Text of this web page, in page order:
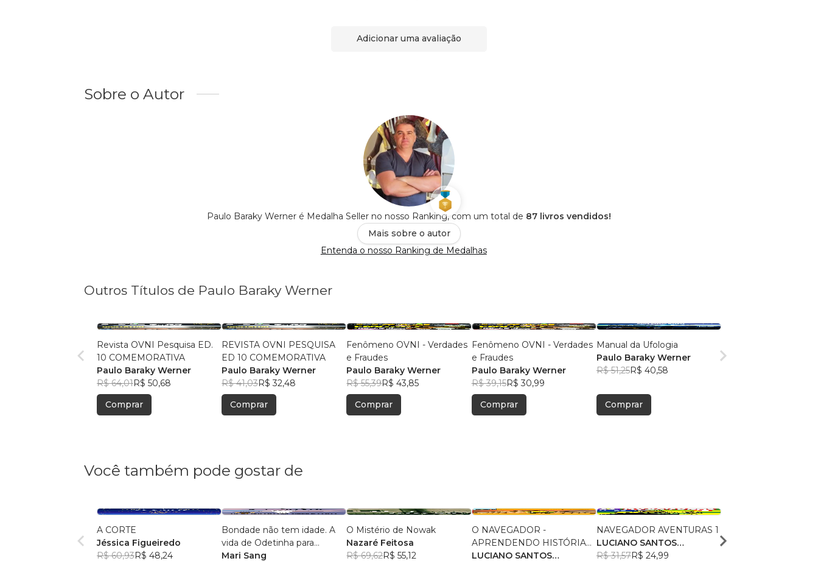
Adicionar uma avaliação
Sobre o Autor
Paulo Baraky Werner é Medalha Seller no nosso Ranking, com um total de 87 livros vendidos!
Mais sobre o autor
Entenda o nosso Ranking de Medalhas
Outros Títulos de Paulo Baraky Werner
Revista OVNI Pesquisa ED.
10 COMEMORATIVA
Paulo Baraky Werner
R$ 64,01R$ 50,68
Comprar
REVISTA OVNI PESQUISA
ED 10 COMEMORATIVA
Paulo Baraky Werner
R$ 41,03R$ 32,48
Comprar
Fenômeno OVNI - Verdades
e Fraudes
Paulo Baraky Werner
R$ 55,39R$ 43,85
Comprar
Fenômeno OVNI - Verdades
e Fraudes
Paulo Baraky Werner
R$ 39,15R$ 30,99
Comprar
Manual da Ufologia
Paulo Baraky Werner
R$ 51,25R$ 40,58
Comprar
Você também pode gostar de
A CORTE
Jéssica Figueiredo
R$ 60,93R$ 48,24
Bondade não tem idade. A
vida de Odetinha para
crianças. Conto bilíngue
Mari Sang
O Mistério de Nowak
Nazaré Feitosa
R$ 69,62R$ 55,12
O NAVEGADOR -
APRENDENDO HISTÓRIA
COM QUADRINHOS:
LUCIANO SANTOS
NAVEGADOR AVENTURAS 1
LUCIANO SANTOS
SANTANA
R$ 31,57R$ 24,99
APRENDENDO